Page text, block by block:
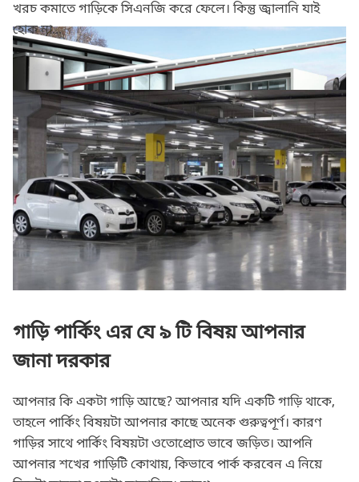
পার্কিং নিরাপত্তায় পার্কিং ব্যারিয়ার
খরচ কমাতে গাড়িকে সিএনজি করে ফেলে। কিন্তু জ্বালানি যাই
হোক না...
গাড়ি পার্কিং এর যে ৯ টি বিষয় আপনার
জানা দরকার
আপনার কি একটা গাড়ি আছে? আপনার যদি একটি গাড়ি থাকে,
তাহলে পার্কিং বিষয়টা আপনার কাছে অনেক গুরুত্বপূর্ণ। কারণ
গাড়ির সাথে পার্কিং বিষয়টা ওতোপ্রোত ভাবে জড়িত। আপনি
আপনার শখের গাড়িটি কোথায়, কিভাবে পার্ক করবেন এ নিয়ে